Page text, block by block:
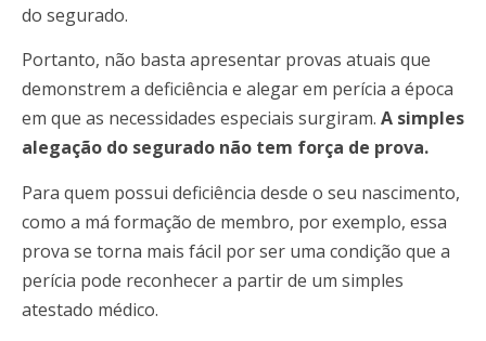
do segurado.
Portanto, não basta apresentar provas atuais que
demonstrem a deficiência e alegar em perícia a época
em que as necessidades especiais surgiram. A simples
alegação do segurado não tem força de prova.
Para quem possui deficiência desde o seu nascimento,
como a má formação de membro, por exemplo, essa
prova se torna mais fácil por ser uma condição que a
perícia pode reconhecer a partir de um simples
atestado médico.